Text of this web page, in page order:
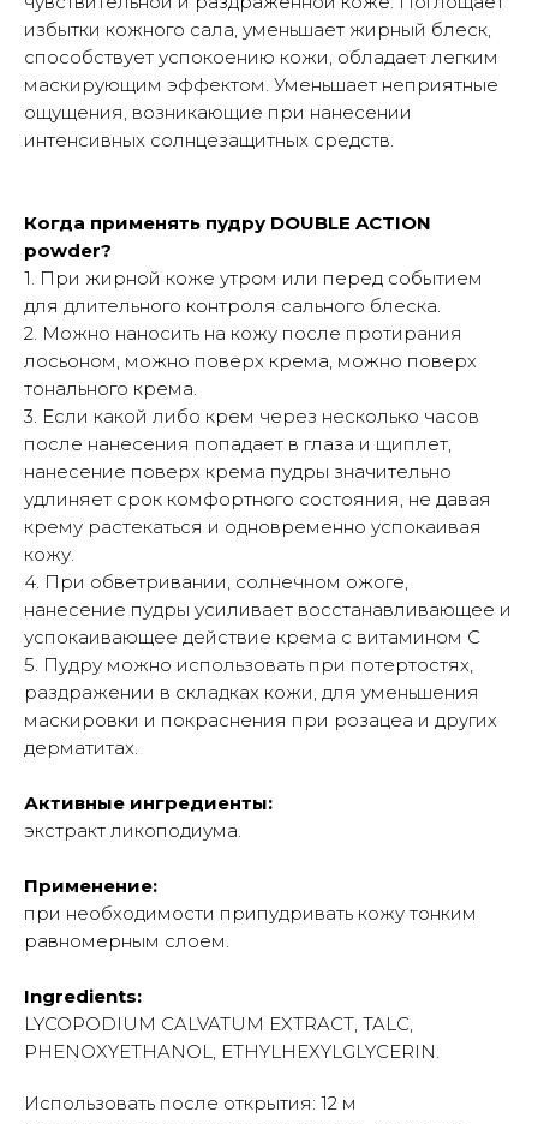
избытки кожного сала, уменьшает жирный блеск,
способствует успокоению кожи, обладает легким
маскирующим эффектом. Уменьшает неприятные
ощущения, возникающие при нанесении
интенсивных солнцезащитных средств.
Когда применять пудру DOUBLE ACTION
powder?
1. При жирной коже утром или перед событием
для длительного контроля сального блеска.
2. Можно наносить на кожу после протирания
лосьоном, можно поверх крема, можно поверх
тонального крема.
3. Если какой либо крем через несколько часов
после нанесения попадает в глаза и щиплет,
нанесение поверх крема пудры значительно
удлиняет срок комфортного состояния, не давая
крему растекаться и одновременно успокаивая
кожу.
4. При обветривании, солнечном ожоге,
нанесение пудры усиливает восстанавливающее и
успокаивающее действие крема с витамином С
5. Пудру можно использовать при потертостях,
раздражении в складках кожи, для уменьшения
маскировки и покраснения при розацеа и других
дерматитах.
Активные ингредиенты:
экстракт ликоподиума.
Применение:
при необходимости припудривать кожу тонким
равномерным слоем.
Ingredients:
LYCOPODIUM CALVATUM EXTRACT, TALC,
PHENOXYETHANOL, ETHYLHEXYLGLYCERIN.
Использовать после открытия: 12 м